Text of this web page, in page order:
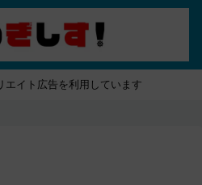
エイト広告を利用しています